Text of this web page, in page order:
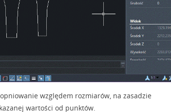
względem rozmiarów, na zasadzie
wartości od punktów.